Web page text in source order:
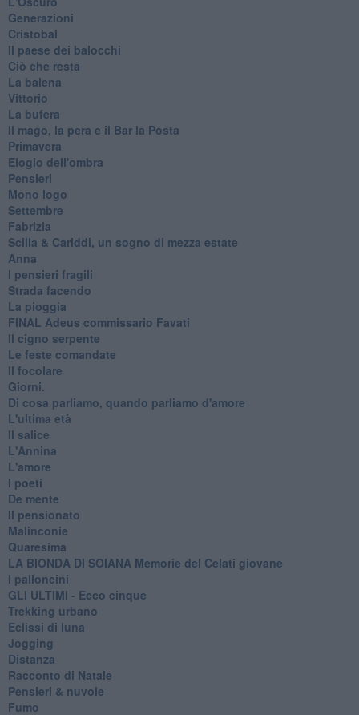
Generazioni
Cristobal
Il paese dei balocchi
Ciò che resta
La balena
Vittorio
La bufera
Il mago, la pera e il Bar la Posta
Primavera
Elogio dell'ombra
Pensieri
Mono logo
Settembre
Fabrizia
​Scilla & Cariddi, un sogno di mezza estate
Anna
I pensieri fragili
Strada facendo
La pioggia
FINAL Adeus commissario Favati
Il cigno serpente
Le feste comandate
Il focolare
Giorni.
Di cosa parliamo, quando parliamo d'amore
L'ultima età
Il salice
L'Annina
L'amore
I poeti
De mente
Il pensionato
Malinconie
Quaresima
LA BIONDA DI SOIANA Memorie del Celati giovane
I palloncini
GLI ULTIMI - Ecco cinque
Trekking urbano
Eclissi di luna
Jogging
Distanza
Racconto di Natale
Pensieri & nuvole
Fumo